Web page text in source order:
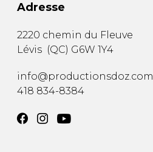
Adresse
2220 chemin du Fleuve
Lévis (QC) G6W 1Y4
info@productionsdoz.com
418 834-8384